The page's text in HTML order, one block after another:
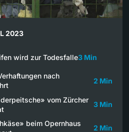
2023
wird zur Todesfalle3 Min
nach
2 Min
vom Zürcher
3 Min
beim Opernhaus
2 Min